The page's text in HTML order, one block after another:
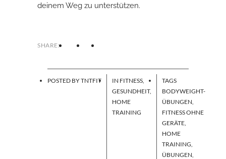
deinem Weg zu unterstützen.
SHARE:
POSTED BYTNTFIT IN FITNESS
GESUNDHEIT,
HOME
TRAINING
TAGS
BODYWEIGHT-
ÜBUNGEN
FITNESS OHNE
GERÄTE
HOME
TRAINING
ÜBUNGEN